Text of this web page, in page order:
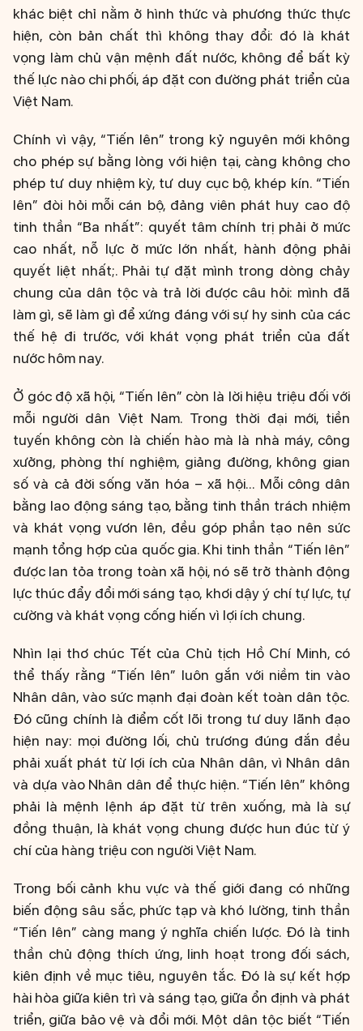
khác biệt chỉ nằm ở hình thức và phương thức thực
hiện, còn bản chất thì không thay đổi: đó là khát
vọng làm chủ vận mệnh đất nước, không để bất kỳ
thế lực nào chi phối, áp đặt con đường phát triển của
Việt Nam.
Chính vì vậy, “Tiến lên” trong kỷ nguyên mới không
cho phép sự bằng lòng với hiện tại, càng không cho
phép tư duy nhiệm kỳ, tư duy cục bộ, khép kín. “Tiến
lên” đòi hỏi mỗi cán bộ, đảng viên phát huy cao độ
tinh thần “Ba nhất”: quyết tâm chính trị phải ở mức
cao nhất, nỗ lực ở mức lớn nhất, hành động phải
quyết liệt nhất;. Phải tự đặt mình trong dòng chảy
chung của dân tộc và trả lời được câu hỏi: mình đã
làm gì, sẽ làm gì để xứng đáng với sự hy sinh của các
thế hệ đi trước, với khát vọng phát triển của đất
nước hôm nay.
Ở góc độ xã hội, “Tiến lên” còn là lời hiệu triệu đối với
mỗi người dân Việt Nam. Trong thời đại mới, tiền
tuyến không còn là chiến hào mà là nhà máy, công
xưởng, phòng thí nghiệm, giảng đường, không gian
số và cả đời sống văn hóa – xã hội... Mỗi công dân
bằng lao động sáng tạo, bằng tinh thần trách nhiệm
và khát vọng vươn lên, đều góp phần tạo nên sức
mạnh tổng hợp của quốc gia. Khi tinh thần “Tiến lên”
được lan tỏa trong toàn xã hội, nó sẽ trở thành động
lực thúc đẩy đổi mới sáng tạo, khơi dậy ý chí tự lực, tự
cường và khát vọng cống hiến vì lợi ích chung.
Nhìn lại thơ chúc Tết của Chủ tịch Hồ Chí Minh, có
thể thấy rằng “Tiến lên” luôn gắn với niềm tin vào
Nhân dân, vào sức mạnh đại đoàn kết toàn dân tộc.
Đó cũng chính là điểm cốt lõi trong tư duy lãnh đạo
hiện nay: mọi đường lối, chủ trương đúng đắn đều
phải xuất phát từ lợi ích của Nhân dân, vì Nhân dân
và dựa vào Nhân dân để thực hiện. “Tiến lên” không
phải là mệnh lệnh áp đặt từ trên xuống, mà là sự
đồng thuận, là khát vọng chung được hun đúc từ ý
chí của hàng triệu con người Việt Nam.
Trong bối cảnh khu vực và thế giới đang có những
biến động sâu sắc, phức tạp và khó lường, tinh thần
“Tiến lên” càng mang ý nghĩa chiến lược. Đó là tinh
thần chủ động thích ứng, linh hoạt trong đối sách,
kiên định về mục tiêu, nguyên tắc. Đó là sự kết hợp
hài hòa giữa kiên trì và sáng tạo, giữa ổn định và phát
triển, giữa bảo vệ và đổi mới. Một dân tộc biết “Tiến